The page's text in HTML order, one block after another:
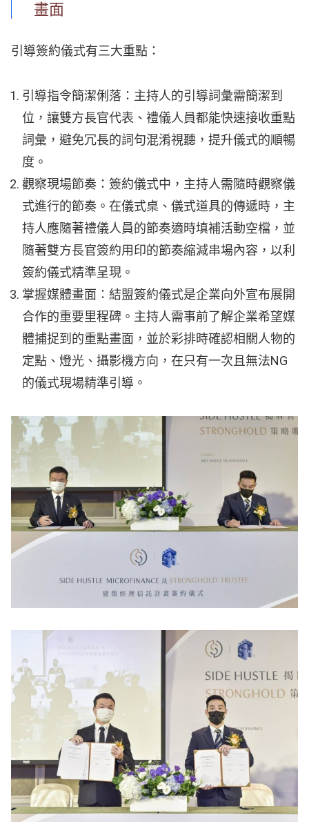
畫面
引導簽約儀式有三大重點：
引導指令簡潔俐落：主持人的引導詞彙需簡潔到
位，讓雙方長官代表、禮儀人員都能快速接收重點
詞彙，避免冗長的詞句混淆視聽，提升儀式的順暢
度。
觀察現場節奏：簽約儀式中，主持人需隨時觀察儀
式進行的節奏。在儀式桌、儀式道具的傳遞時，主
持人應隨著禮儀人員的節奏適時填補活動空檔，並
隨著雙方長官簽約用印的節奏縮減串場內容，以利
簽約儀式精準呈現。
掌握媒體畫面：結盟簽約儀式是企業向外宣布展開
合作的重要里程碑。主持人需事前了解企業希望媒
體捕捉到的重點畫面，並於彩排時確認相關人物的
定點、燈光、攝影機方向，在只有一次且無法NG
的儀式現場精準引導。